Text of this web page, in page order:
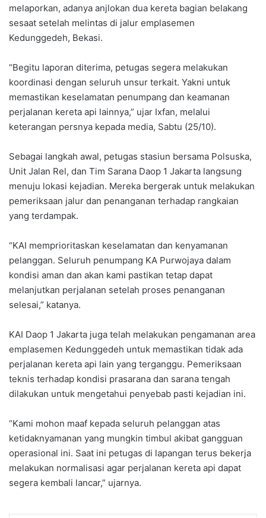
melaporkan, adanya anjlokan dua kereta bagian belakang
sesaat setelah melintas di jalur emplasemen
Kedunggedeh, Bekasi.
“Begitu laporan diterima, petugas segera melakukan
koordinasi dengan seluruh unsur terkait. Yakni untuk
memastikan keselamatan penumpang dan keamanan
perjalanan kereta api lainnya,” ujar Ixfan, melalui
keterangan persnya kepada media, Sabtu (25/10).
Sebagai langkah awal, petugas stasiun bersama Polsuska,
Unit Jalan Rel, dan Tim Sarana Daop 1 Jakarta langsung
menuju lokasi kejadian. Mereka bergerak untuk melakukan
pemeriksaan jalur dan penanganan terhadap rangkaian
yang terdampak.
“KAI memprioritaskan keselamatan dan kenyamanan
pelanggan. Seluruh penumpang KA Purwojaya dalam
kondisi aman dan akan kami pastikan tetap dapat
melanjutkan perjalanan setelah proses penanganan
selesai,” katanya.
KAI Daop 1 Jakarta juga telah melakukan pengamanan area
emplasemen Kedunggedeh untuk memastikan tidak ada
perjalanan kereta api lain yang terganggu. Pemeriksaan
teknis terhadap kondisi prasarana dan sarana tengah
dilakukan untuk mengetahui penyebab pasti kejadian ini.
“Kami mohon maaf kepada seluruh pelanggan atas
ketidaknyamanan yang mungkin timbul akibat gangguan
operasional ini. Saat ini petugas di lapangan terus bekerja
melakukan normalisasi agar perjalanan kereta api dapat
segera kembali lancar,” ujarnya.